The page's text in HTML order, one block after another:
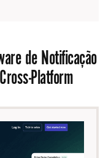
de Notificação
Platform